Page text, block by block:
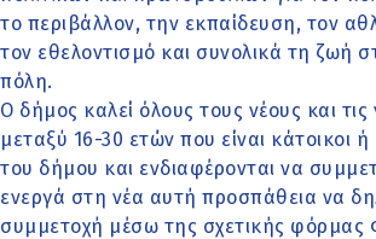
το περιβάλλον, την εκπαίδευση, τον
τον εθελοντισμό και συνολικά τη ζωή
πόλη.
Ο δήμος καλεί όλους τους νέους και τις
μεταξύ 16-30 ετών που είναι κάτοικοι
του δήμου και ενδιαφέρονται να
ενεργά στη νέα αυτή προσπάθεια να
συμμετοχή μέσω της σχετικής φόρμας